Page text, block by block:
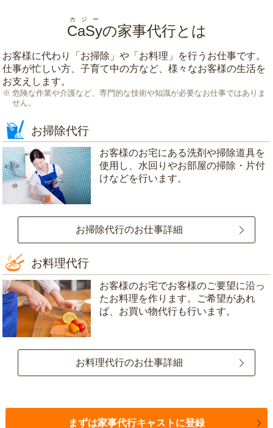
CaSy
カジー
の家事代行とは
お客様に代わり「 お掃除 」や「 お料理 」を行うお仕事です。
仕事が忙しい方、子育て中の方など、様々なお客様の生活を
お支えします。
危険な作業や介護など、専門的な技術や知識が必要なお仕事ではありま
せん。
お掃除代行
お客様のお宅にある洗剤や掃除道具を
使用し、水回りやお部屋の掃除・片付
けなどを行います。
お掃除代行のお仕事詳細
お料理代行
お客様のお宅でお客様のご要望に沿っ
たお料理を作ります。ご希望があれ
ば、お買い物代行も行います。
お料理代行のお仕事詳細
まずは家事代行キャストに登録